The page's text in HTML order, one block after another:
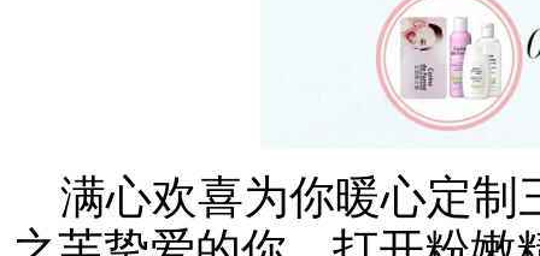
满心欢喜为你暖心定制